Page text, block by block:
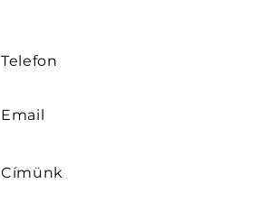
Telefon
Email
Címünk